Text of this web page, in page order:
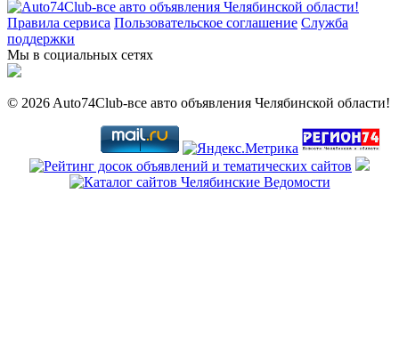
Правила сервиса Пользовательское соглашение Служба
поддержки
Мы в социальных сетях
© 2026 Auto74Club-все авто объявления Челябинской области!